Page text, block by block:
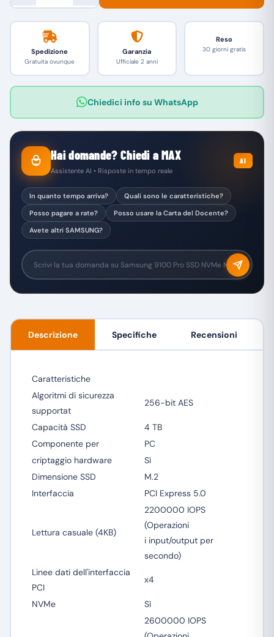
Spedizione
Gratuita ovunque
Garanzia
Ufficiale 2 anni
Reso
30 giorni gratis
Chiedici info su WhatsApp
Hai domande? Chiedi a MAX
Assistente AI • Risposte in tempo reale
AI
In quanto tempo arriva?
Quali sono le caratteristiche?
Posso pagare a rate?
Posso usare la Carta del Docente?
Avete altri SAMSUNG?
Descrizione Specifiche Recensioni
Caratteristiche
Algoritmi di sicurezza
supportat
256-bit AES
Capacità SSD
4 TB
Componente per
PC
criptaggio hardware
Sì
Dimensione SSD
M.2
Interfaccia
PCI Express 5.0
Lettura casuale (4KB)
2200000 IOPS
(Operazioni
i input/output per
secondo)
Linee dati dell'interfaccia
PCI
x4
NVMe
Sì
2600000 IOPS